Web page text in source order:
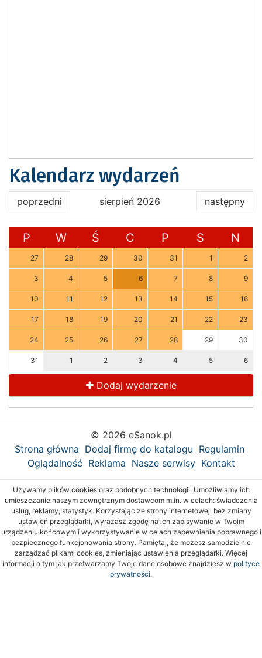
Kalendarz wydarzeń
poprzedni sierpień 2026 następny
P W Ś C P S N
27 28 29 30 31 1 2
3 4 5 6 7 8 9
10 11 12 13 14 15 16
17 18 19 20 21 22 23
24 25 26 27 28 29 30
31 1 2 3 4 5 6
Dodaj wydarzenie
© 2026 eSanok.pl
Strona główna Dodaj firmę do katalogu Regulamin
Oglądalność Reklama Nasze serwisy Kontakt
Używamy plików cookies oraz podobnych technologii. Umożliwiamy ich
umieszczanie naszym zewnętrznym dostawcom m.in. w celach: świadczenia
usług, reklamy, statystyk. Korzystając ze strony internetowej, bez zmiany
ustawień przeglądarki, wyrażasz zgodę na ich zapisywanie w Twoim
urządzeniu końcowym i wykorzystywanie w celach zapewnienia poprawnego i
bezpiecznego funkcjonowania strony. Pamiętaj, że możesz samodzielnie
zarządzać plikami cookies, zmieniając ustawienia przeglądarki. Więcej
informacji o tym jak przetwarzamy Twoje dane osobowe znajdziesz w polityce
prywatności.